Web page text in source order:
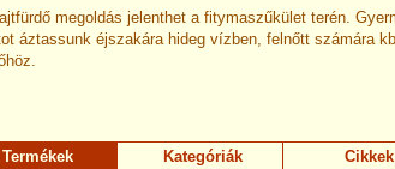
megoldás jelenthet a fitymaszűkület terén.
áztassunk éjszakára hideg vízben, felnőtt számára
Termékek Kategóriák Cikkek